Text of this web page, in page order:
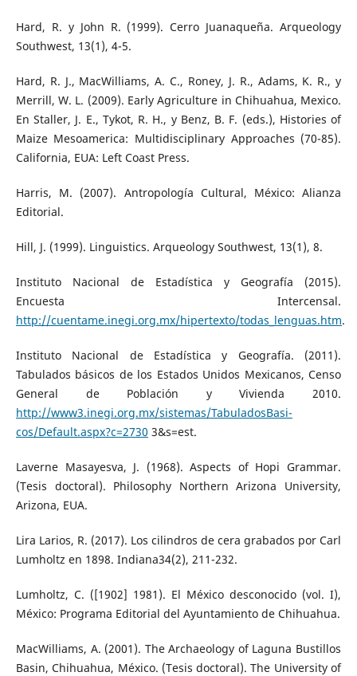
Hard, R. y John R. (1999). Cerro Juanaqueña. Arqueology
Southwest, 13(1), 4-5.
Hard, R. J., MacWilliams, A. C., Roney, J. R., Adams, K. R., y
Merrill, W. L. (2009). Early Agriculture in Chihuahua, Mexico.
En Staller, J. E., Tykot, R. H., y Benz, B. F. (eds.), Histories of
Maize Mesoamerica: Multidisciplinary Approaches (70-85).
California, EUA: Left Coast Press.
Harris, M. (2007). Antropología Cultural, México: Alianza
Editorial.
Hill, J. (1999). Linguistics. Arqueology Southwest, 13(1), 8.
Instituto Nacional de Estadística y Geografía (2015).
Encuesta Intercensal.
http://cuentame.inegi.org.mx/hipertexto/todas_lenguas.htm.
Instituto Nacional de Estadística y Geografía. (2011).
Tabulados básicos de los Estados Unidos Mexicanos, Censo
General de Población y Vivienda 2010.
http://www3.inegi.org.mx/sistemas/TabuladosBasi-
cos/Default.aspx?c=2730 3&s=est.
Laverne Masayesva, J. (1968). Aspects of Hopi Grammar.
(Tesis doctoral). Philosophy Northern Arizona University,
Arizona, EUA.
Lira Larios, R. (2017). Los cilindros de cera grabados por Carl
Lumholtz en 1898. Indiana34(2), 211-232.
Lumholtz, C. ([1902] 1981). El México desconocido (vol. I),
México: Programa Editorial del Ayuntamiento de Chihuahua.
MacWilliams, A. (2001). The Archaeology of Laguna Bustillos
Basin, Chihuahua, México. (Tesis doctoral). The University of